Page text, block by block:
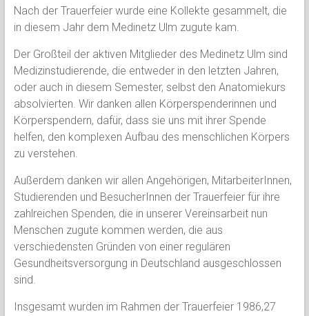
Nach der Trauerfeier wurde eine Kollekte gesammelt, die
in diesem Jahr dem Medinetz Ulm zugute kam.
Der Großteil der aktiven Mitglieder des Medinetz Ulm sind
Medizinstudierende, die entweder in den letzten Jahren,
oder auch in diesem Semester, selbst den Anatomiekurs
absolvierten. Wir danken allen Körperspenderinnen und
Körperspendern, dafür, dass sie uns mit ihrer Spende
helfen, den komplexen Aufbau des menschlichen Körpers
zu verstehen.
Außerdem danken wir allen Angehörigen, MitarbeiterInnen,
Studierenden und BesucherInnen der Trauerfeier für ihre
zahlreichen Spenden, die in unserer Vereinsarbeit nun
Menschen zugute kommen werden, die aus
verschiedensten Gründen von einer regulären
Gesundheitsversorgung in Deutschland ausgeschlossen
sind.
Insgesamt wurden im Rahmen der Trauerfeier 1986,27